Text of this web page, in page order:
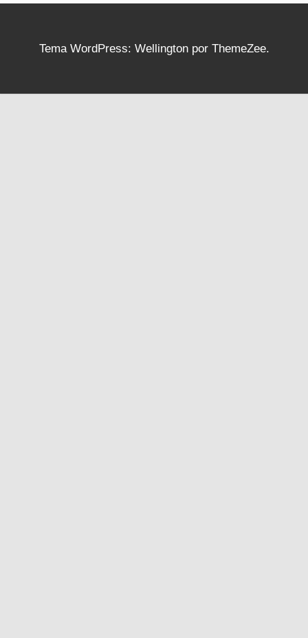
Tema WordPress: Wellington por ThemeZee.